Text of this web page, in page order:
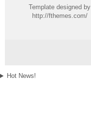
Template designed by
http://fthemes.com/
Hot News!